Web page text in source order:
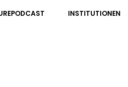
INSTITUTIONEN